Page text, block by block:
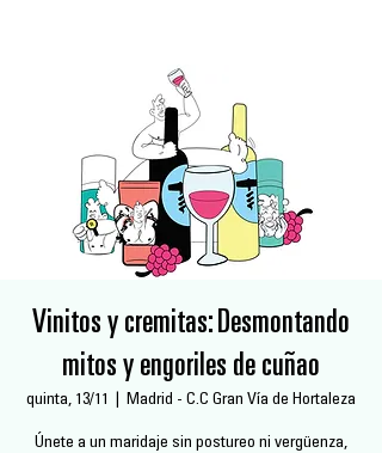
Vinitos y cremitas: Desmontando
mitos y engoriles de cuñao
quinta, 13/11 Madrid - C.C Gran Vía de Hortaleza
Únete a un maridaje sin postureo ni vergüenza,